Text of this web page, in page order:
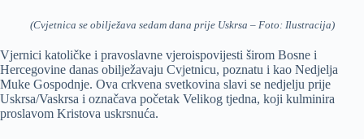
(Cvjetnica se obilježava sedam dana prije Uskrsa – Foto: Ilustracija)
Vjernici katoličke i pravoslavne vjeroispovijesti širom Bosne i
Hercegovine danas obilježavaju Cvjetnicu, poznatu i kao Nedjelja
Muke Gospodnje. Ova crkvena svetkovina slavi se nedjelju prije
Uskrsa/Vaskrsa i označava početak Velikog tjedna, koji kulminira
proslavom Kristova uskrsnuća.